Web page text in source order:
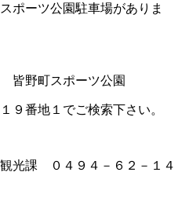
ポーツ公園駐車場がありま
野町スポーツ公園
９番地１でご検索下さい。
０４９４－６２－１４